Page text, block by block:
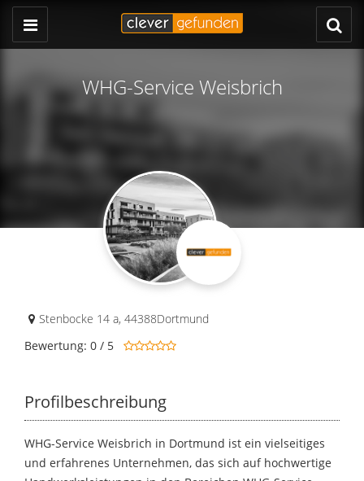
WHG-Service Weisbrich
Stenbocke 14 a, 44388Dortmund
Bewertung: 0 / 5
Profilbeschreibung
WHG-Service Weisbrich in Dortmund ist ein vielseitiges
und erfahrenes Unternehmen, das sich auf hochwertige